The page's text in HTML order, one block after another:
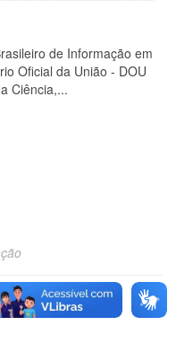
de Informação em
Oficial da União - DOU
Ciência,...
de dados